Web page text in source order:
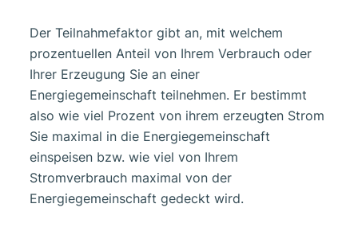
Der Teilnahmefaktor gibt an, mit welchem
prozentuellen Anteil von Ihrem Verbrauch oder
Ihrer Erzeugung Sie an einer
Energiegemeinschaft teilnehmen. Er bestimmt
also wie viel Prozent von ihrem erzeugten Strom
Sie maximal in die Energiegemeinschaft
einspeisen bzw. wie viel von Ihrem
Stromverbrauch maximal von der
Energiegemeinschaft gedeckt wird.